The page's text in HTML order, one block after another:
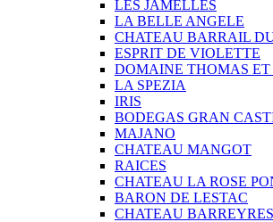
LES JAMELLES
LA BELLE ANGELE
CHATEAU BARRAIL
ESPRIT DE VIOLETTE
DOMAINE THOMAS ET
LA SPEZIA
IRIS
BODEGAS GRAN
MAJANO
CHATEAU MANGOT
RAICES
CHATEAU LA ROSE
BARON DE LESTAC
CHATEAU BARREYRES